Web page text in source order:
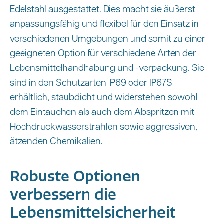
Edelstahl ausgestattet. Dies macht sie äußerst
anpassungsfähig und flexibel für den Einsatz in
verschiedenen Umgebungen und somit zu einer
geeigneten Option für verschiedene Arten der
Lebensmittelhandhabung und -verpackung. Sie
sind in den Schutzarten IP69 oder IP67S
erhältlich, staubdicht und widerstehen sowohl
dem Eintauchen als auch dem Abspritzen mit
Hochdruckwasserstrahlen sowie aggressiven,
ätzenden Chemikalien.
Robuste Optionen
verbessern die
Lebensmittelsicherheit